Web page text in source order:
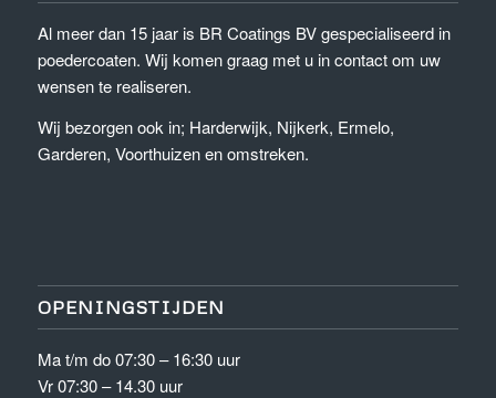
Al meer dan 15 jaar is BR Coatings BV gespecialiseerd in
poedercoaten. Wij komen graag met u in contact om uw
wensen te realiseren.
Wij bezorgen ook in; Harderwijk, Nijkerk, Ermelo,
Garderen, Voorthuizen en omstreken.
OPENINGSTIJDEN
Ma t/m do 07:30 – 16:30 uur
Vr 07:30 – 14.30 uur